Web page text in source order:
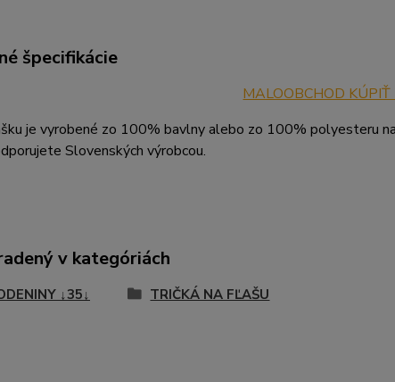
špecifikácie
MALOOBCHOD KÚPIŤ
je vyrobené zo 100% bavlny alebo zo 100% polyesteru
Slovenských výrobcou.
v kategóriách
↓35↓ TRIČKÁ NA FĽAŠU